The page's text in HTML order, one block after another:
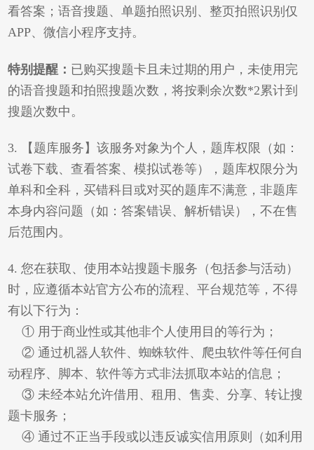
看答案；语音搜题、单题拍照识别、整页拍照识别仅
APP、微信小程序支持。
特别提醒： 已购买搜题卡且未过期的用户，未使用完
的语音搜题和拍照搜题次数，将按剩余次数*2累计到
搜题次数中。
3. 【题库服务】该服务对象为个人，题库权限（如：
试卷下载、查看答案、模拟试卷等），题库权限分为
单科和全科，买错科目或对买的题库不满意，非题库
本身内容问题（如：答案错误、解析错误），不在售
后范围内。
4.您在获取、使用本站搜题卡服务（包括参与活动）
时，应遵循本站官方公布的流程、平台规范等，不得
有以下行为：
① 用于商业性或其他非个人使用目的等行为；
② 通过机器人软件、蜘蛛软件、爬虫软件等任何自
动程序、脚本、软件等方式非法抓取本站的信息；
③ 未经本站允许借用、租用、售卖、分享、转让搜
题卡服务；
④ 通过不正当手段或以违反诚实信用原则（如利用